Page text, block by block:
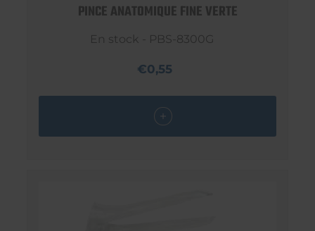
PINCE ANATOMIQUE FINE VERTE
En stock - PBS-8300G
€0,55